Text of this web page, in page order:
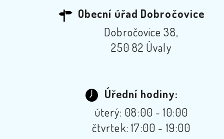
Obecní úřad Dobročovice
Dobročovice 38,
250 82 Úvaly
Úřední hodiny:
úterý: 08:00 - 10:00
čtvrtek: 17:00 - 19:00